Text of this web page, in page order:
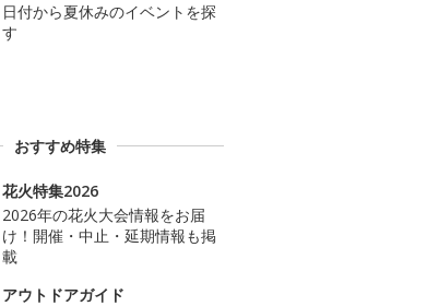
日付から夏休みのイベントを探
す
おすすめ特集
花火特集2026
2026年の花火大会情報をお届
け！開催・中止・延期情報も掲
載
アウトドアガイド